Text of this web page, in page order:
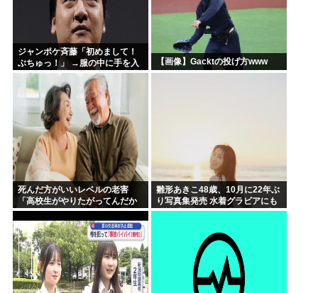
ジャンポケ斉藤「初めまして！
ぶちゅっ！」 →服の中に手を入
れ胸を揉み始める。 これ異常者
だろ(´・ω・`)
【画像】Gacktの投げ方www
死んだ方がいいレベルの老害
「高校生がやりたがってんだか
ら甲子園でやらせろ！」
雛形あきこ48歳、10月に22年ぶ
り写真集発売 水着グラビアにも
挑戦「なんと!!!」「おぉ~」「学